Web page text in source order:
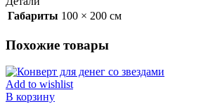
Габариты 100 × 200 см
Похожие товары
Add to wishlist
В корзину